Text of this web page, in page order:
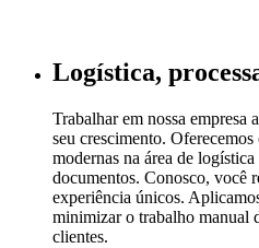
Logística,
Trabalhar em nossa empresa
seu crescimento.
modernas na área de
documentos. Conosco, você
experiência únicos.
minimizar o trabalho manual
clientes.